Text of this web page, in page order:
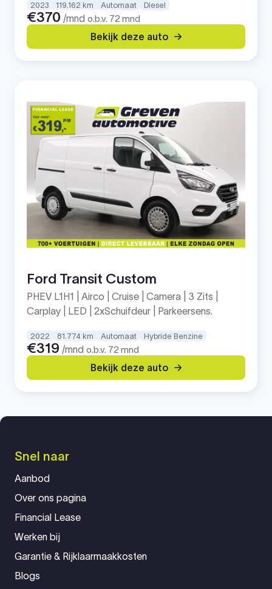
2023 119.162 km Automaat Diesel
€370 /mnd o.b.v. 72 mnd
Bekijk deze auto
Ford Transit Custom
PHEV L1H1 | Airco | Cruise | Camera | 3 Zits |
Carplay | LED | 2xSchuifdeur | Parkeersens.
2022 81.774 km Automaat Hybride Benzine
€319 /mnd o.b.v. 72 mnd
Bekijk deze auto
Snel naar
Aanbod
Over ons pagina
Financial Lease
Werken bij
Garantie & Rijklaarmaakkosten
Blogs